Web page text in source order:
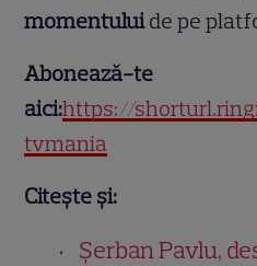
momentuluide pe
Abonează-te
aici:https://
tvmania
Citește și:
Șerban Pavlu,